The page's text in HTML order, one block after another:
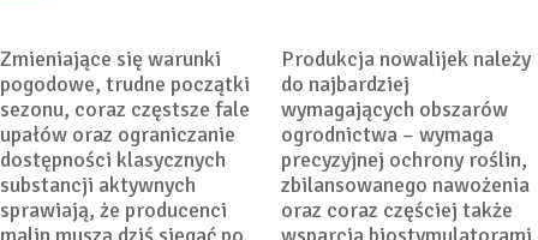
Zmieniające się warunki
pogodowe, trudne początki
sezonu, coraz częstsze fale
upałów oraz ograniczanie
dostępności klasycznych
substancji aktywnych
sprawiają, że producenci
Produkcja nowalijek należy
do najbardziej
wymagających obszarów
ogrodnictwa – wymaga
precyzyjnej ochrony roślin,
zbilansowanego nawożenia
oraz coraz częściej także